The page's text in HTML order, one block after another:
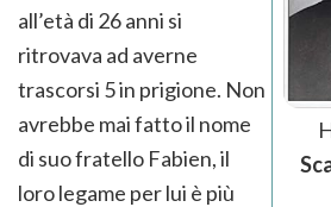
all’età di 26 anni si
ritrovava ad averne
trascorsi 5 in prigione. Non
avrebbe mai fatto il nome
di suo fratello Fabien, il
loro legame per lui è più